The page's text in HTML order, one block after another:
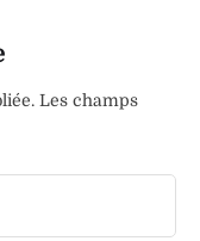
Les champs